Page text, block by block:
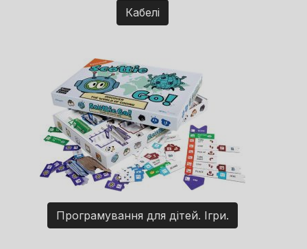
Кабелі
Програмування для дітей. Ігри.